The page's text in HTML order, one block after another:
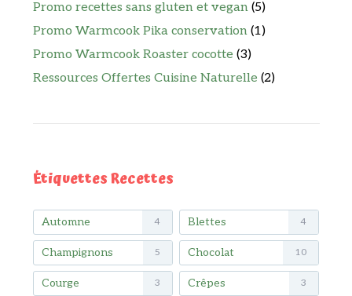
Promo recettes sans gluten et vegan (5)
Promo Warmcook Pika conservation (1)
Promo Warmcook Roaster cocotte (3)
Ressources Offertes Cuisine Naturelle (2)
Étiquettes Recettes
Automne 4 Blettes 4
Champignons 5 Chocolat 10
Courge 3 Crêpes 3